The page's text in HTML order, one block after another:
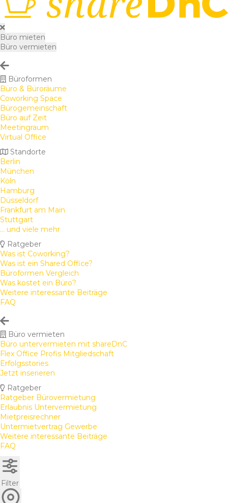
Büro mieten
Büro vermieten
Büroformen
Büro & Büroräume
Coworking Space
Bürogemeinschaft
Büro auf Zeit
Meetingraum
Virtual Office
Standorte
Berlin
München
Köln
Hamburg
Düsseldorf
Frankfurt am Main
Stuttgart
... und viele mehr
Ratgeber
Was ist Coworking?
Was ist ein Shared Office?
Büroformen Vergleich
Was kostet ein Büro?
Weitere interessante Beiträge
FAQ
Büro vermieten
Büro untervermieten mit shareDnC
Flex Office Profis Mitgliedschaft
Erfolgsstories
Jetzt inserieren
Ratgeber
Ratgeber Bürovermietung
Erlaubnis Untervermietung
Mietpreisrechner
Untermietvertrag Gewerbe
Weitere interessante Beiträge
FAQ
Filter